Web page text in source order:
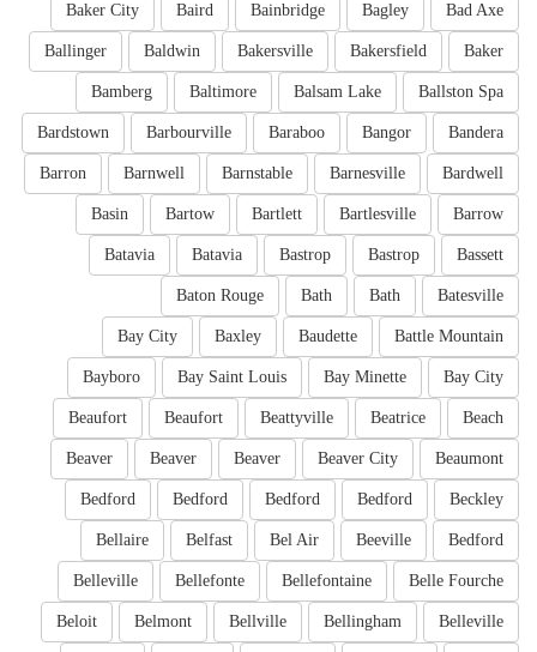
Bad Axe
Bagley
Bainbridge
Baird
Baker City
Baker
Bakersfield
Bakersville
Baldwin
Ballinger
Ballston Spa
Balsam Lake
Baltimore
Bamberg
Bandera
Bangor
Baraboo
Barbourville
Bardstown
Bardwell
Barnesville
Barnstable
Barnwell
Barron
Barrow
Bartlesville
Bartlett
Bartow
Basin
Bassett
Bastrop
Bastrop
Batavia
Batavia
Batesville
Bath
Bath
Baton Rouge
Battle Mountain
Baudette
Baxley
Bay City
Bay City
Bay Minette
Bay Saint Louis
Bayboro
Beach
Beatrice
Beattyville
Beaufort
Beaufort
Beaumont
Beaver City
Beaver
Beaver
Beaver
Beckley
Bedford
Bedford
Bedford
Bedford
Bedford
Beeville
Bel Air
Belfast
Bellaire
Belle Fourche
Bellefontaine
Bellefonte
Belleville
Belleville
Bellingham
Bellville
Belmont
Beloit